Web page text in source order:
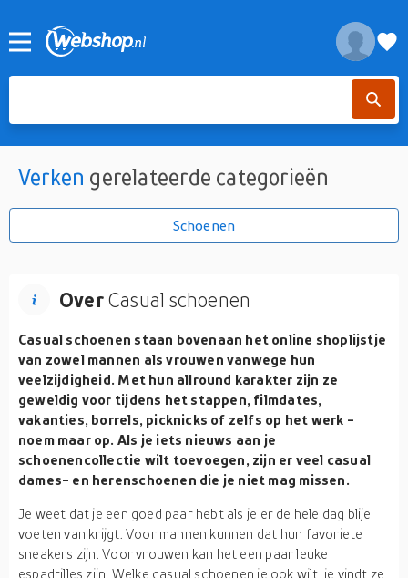
Verken gerelateerde categorieën
Schoenen
OverCasual schoenen
Casual schoenen staan bovenaan het online shoplijstje
van zowel mannen als vrouwen vanwege hun
veelzijdigheid. Met hun allround karakter zijn ze
geweldig voor tijdens het stappen, filmdates,
vakanties, borrels, picknicks of zelfs op het werk -
noem maar op. Als je iets nieuws aan je
schoenencollectie wilt toevoegen, zijn er veel casual
dames- en herenschoenen die je niet mag missen.
Je weet dat je een goed paar hebt als je er de hele dag blije
voeten van krijgt. Voor mannen kunnen dat hun favoriete
sneakers zijn. Voor vrouwen kan het een paar leuke
espadrilles zijn. Welke casual schoenen je ook wilt, je vindt ze